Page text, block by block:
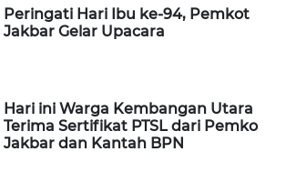
Peringati Hari Ibu ke-94, Pemkot
Jakbar Gelar Upacara
Hari ini Warga Kembangan Utara
Terima Sertifikat PTSL dari Pemko
Jakbar dan Kantah BPN